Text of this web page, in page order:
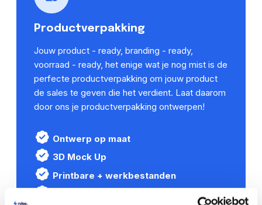
Productverpakking
Jouw product - ready, branding - ready,
voorraad - ready, het enige wat je nog mist is de
perfecte productverpakking om jouw product
de sales te geven die het verdient. Laat daarom
door ons je productverpakking ontwerpen!
Ontwerp op maat
3D Mock Up
Printbare + werkbestanden